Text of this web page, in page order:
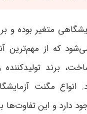
متغیر بوده و
که از مهم‌ترین
برند
انواع مگنت
دارد و این